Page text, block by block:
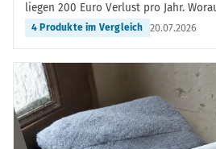
liegen 200 Euro Verlust pro Jahr.
4 Produkte im Vergleich 20.07.2026